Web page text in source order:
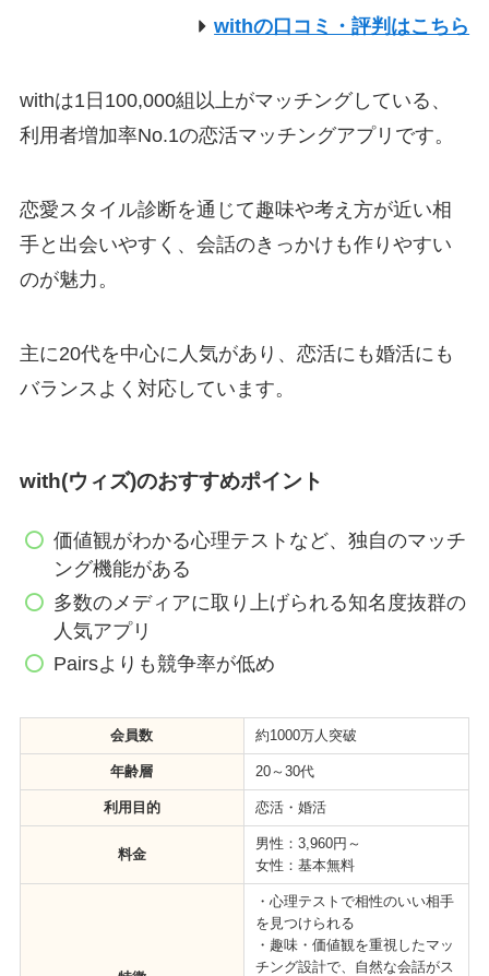
withの口コミ・評判はこちら
withは1日100,000組以上がマッチングしている、
利用者増加率No.1の恋活マッチングアプリです。
恋愛スタイル診断を通じて趣味や考え方が近い相
手と出会いやすく、会話のきっかけも作りやすい
のが魅力。
主に20代を中心に人気があり、恋活にも婚活にも
バランスよく対応しています。
with(ウィズ)のおすすめポイント
価値観がわかる心理テストなど、独自のマッチ
ング機能がある
多数のメディアに取り上げられる知名度抜群の
人気アプリ
Pairsよりも競争率が低め
会員数 約1000万人突破
年齢層 20～30代
利用目的 恋活・婚活
料金
男性：3,960円～
女性：基本無料
・心理テストで相性のいい相手
を見つけられる
・趣味・価値観を重視したマッ
チング設計で、自然な会話がス